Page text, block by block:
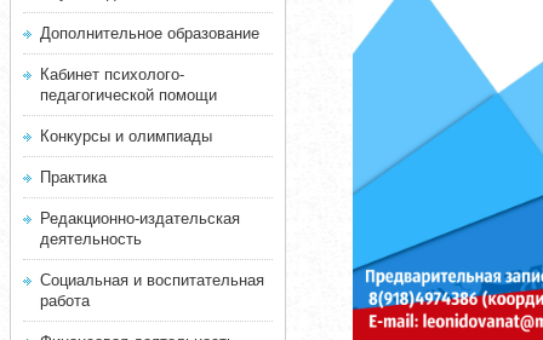
Дополнительное образование
Кабинет психолого-
педагогической помощи
Конкурсы и олимпиады
Практика
Редакционно-издательская
деятельность
Социальная и воспитательная
работа